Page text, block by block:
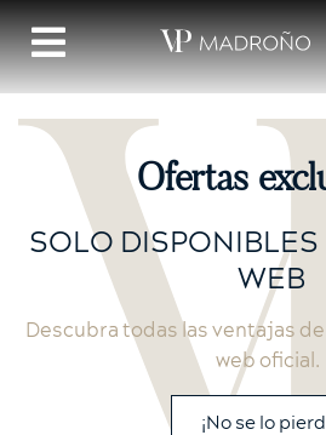
Ofertas
SOLO
WEB
Descubra todas las ventajas
web oficial.
¡No se lo